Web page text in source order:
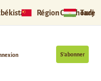
Région Ouïghoure
S’abonner